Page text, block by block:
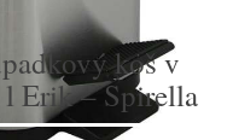
koš v
l Erik – Spirella